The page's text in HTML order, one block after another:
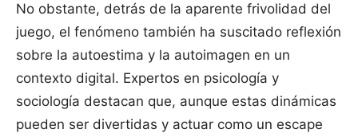
No obstante, detrás de la aparente frivolidad del
juego, el fenómeno también ha suscitado reflexión
sobre la autoestima y la autoimagen en un
contexto digital. Expertos en psicología y
sociología destacan que, aunque estas dinámicas
pueden ser divertidas y actuar como un escape